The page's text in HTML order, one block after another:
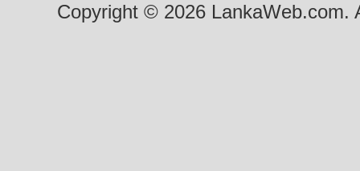
Copyright © 2026 LankaWeb.com.